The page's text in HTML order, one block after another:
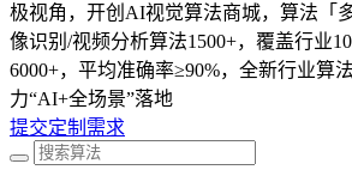
极视角，开创AI视觉算法商城，算法「
像识别/视频分析算法1500+，覆盖行业
6000+，平均准确率≥90%，全新行业算
力“AI+全场景”落地
提交定制需求